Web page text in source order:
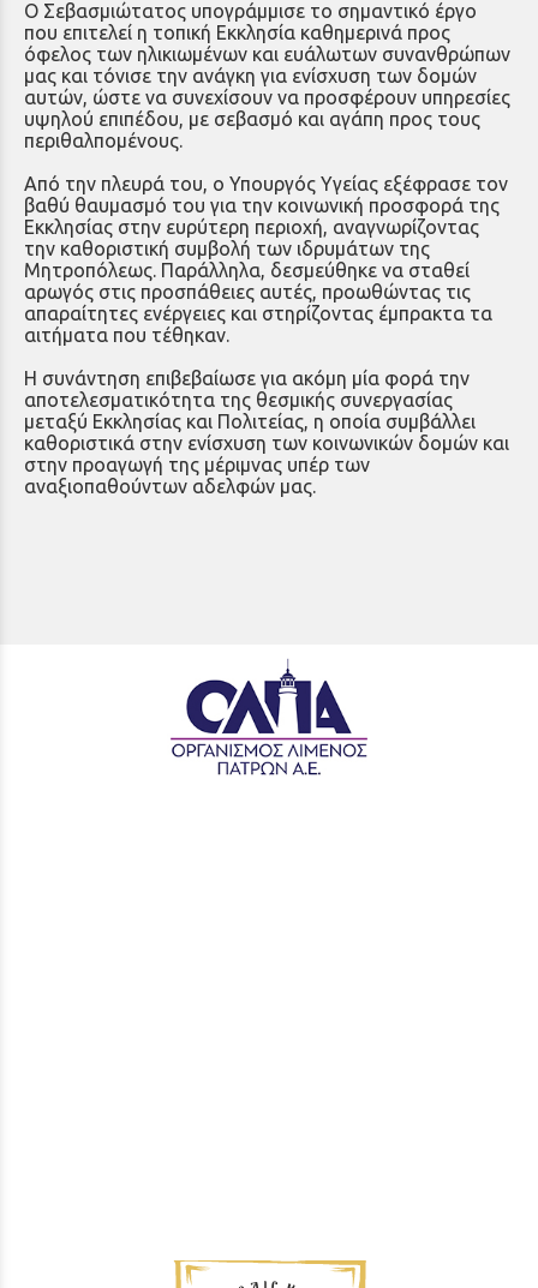
Ο Σεβασμιώτατος υπογράμμισε το σημαντικό έργο
που επιτελεί η τοπική Εκκλησία καθημερινά προς
όφελος των ηλικιωμένων και ευάλωτων συνανθρώπων
μας και τόνισε την ανάγκη για ενίσχυση των δομών
αυτών, ώστε να συνεχίσουν να προσφέρουν υπηρεσίες
υψηλού επιπέδου, με σεβασμό και αγάπη προς τους
περιθαλπομένους.
Από την πλευρά του, ο Υπουργός Υγείας εξέφρασε τον
βαθύ θαυμασμό του για την κοινωνική προσφορά της
Εκκλησίας στην ευρύτερη περιοχή, αναγνωρίζοντας
την καθοριστική συμβολή των ιδρυμάτων της
Μητροπόλεως. Παράλληλα, δεσμεύθηκε να σταθεί
αρωγός στις προσπάθειες αυτές, προωθώντας τις
απαραίτητες ενέργειες και στηρίζοντας έμπρακτα τα
αιτήματα που τέθηκαν.
Η συνάντηση επιβεβαίωσε για ακόμη μία φορά την
αποτελεσματικότητα της θεσμικής συνεργασίας
μεταξύ Εκκλησίας και Πολιτείας, η οποία συμβάλλει
καθοριστικά στην ενίσχυση των κοινωνικών δομών και
στην προαγωγή της μέριμνας υπέρ των
αναξιοπαθούντων αδελφών μας.